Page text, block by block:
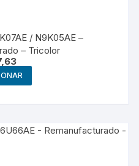
/ N9K05AE –
– Tricolor